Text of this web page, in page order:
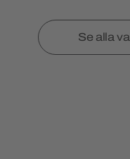
Se alla